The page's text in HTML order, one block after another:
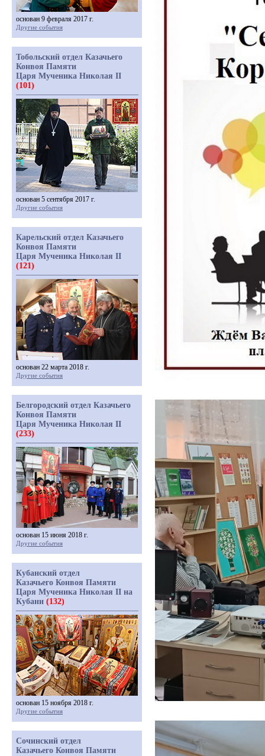
основан 9 февраля 2017 г.
Другие события
Тобольский отдел Казачьего
Конвоя Памяти
Царя Мученика Николая II
(101)
основан 5 сентября 2017 г.
Другие события
Карельский отдел Казачьего
Конвоя Памяти
Царя Мученика Николая II
(121)
основан 22 марта 2018 г.
Другие события
Белгородский отдел Казачьего
Конвоя Памяти
Царя Мученика Николая II
(233)
основан 15 июня 2018 г.
Другие события
Кубанский отдел
Казачьего Конвоя Памяти
Царя Мученика Николая II на
Кубани (132)
основан 15 ноября 2018 г.
Другие события
Сочинский отдел
Казачьего Конвоя Памяти